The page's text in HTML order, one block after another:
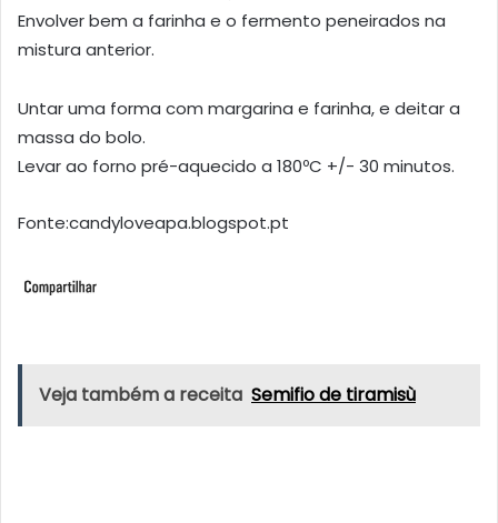
Envolver bem a farinha e o fermento peneirados na
mistura anterior.
Untar uma forma com margarina e farinha, e deitar a
massa do bolo.
Levar ao forno pré-aquecido a 180ºC +/- 30 minutos.
Fonte:candyloveapa.blogspot.pt
Veja também a receita Semifio de tiramisù